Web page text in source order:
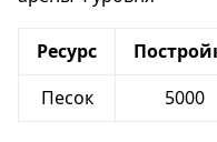
Ресурс
Песок
5000